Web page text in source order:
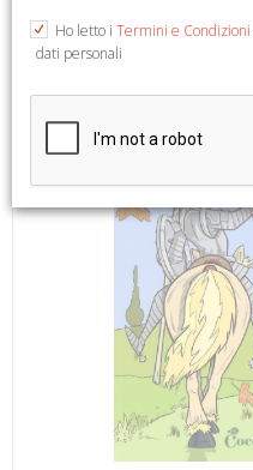
Ho letto i Termini e Condizioni
dati personali